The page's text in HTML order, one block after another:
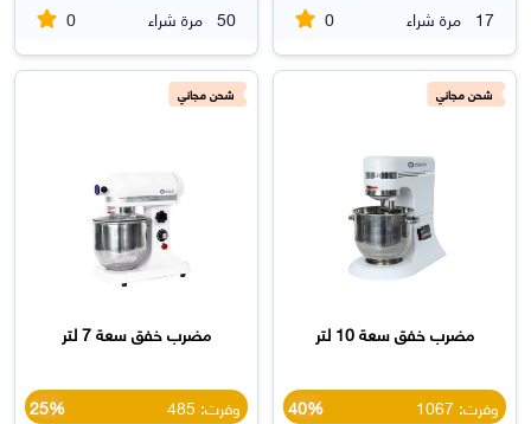
17 مرة شراء 0
50 مرة شراء 0
شحن مجاني
مضرب خفق سعة 10 لتر
وفرت: 1067 40%
شحن مجاني
مضرب خفق سعة 7 لتر
وفرت: 485 25%